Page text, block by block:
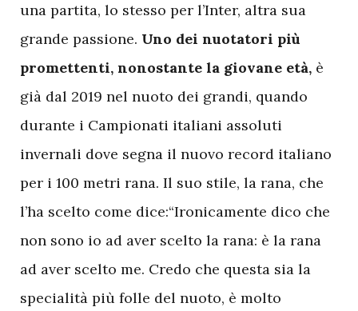
una partita, lo stesso per l’Inter, altra sua
grande passione. Uno dei nuotatori più
promettenti, nonostante la giovane età, è
già dal 2019 nel nuoto dei grandi, quando
durante i Campionati italiani assoluti
invernali dove segna il nuovo record italiano
per i 100 metri rana. Il suo stile, la rana, che
l’ha scelto come dice:“Ironicamente dico che
non sono io ad aver scelto la rana: è la rana
ad aver scelto me. Credo che questa sia la
specialità più folle del nuoto, è molto